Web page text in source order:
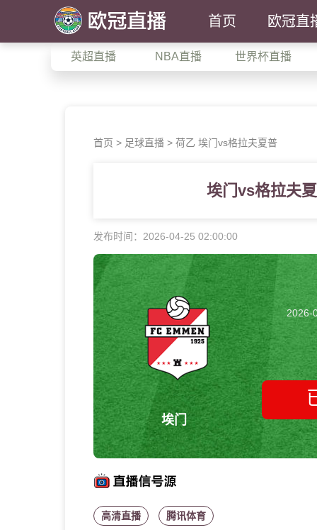
首页 欧冠直
英超直播 NBA直播 世界杯直播
首页 > 足球直播 > 荷乙 埃门vs格拉夫夏普
埃门vs格拉夫
发布时间：2026-04-25 02:00:00
埃门
2026-
高清直播 腾讯体育